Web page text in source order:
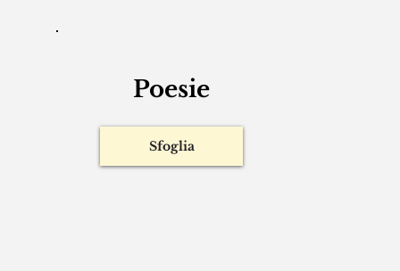
Poesie